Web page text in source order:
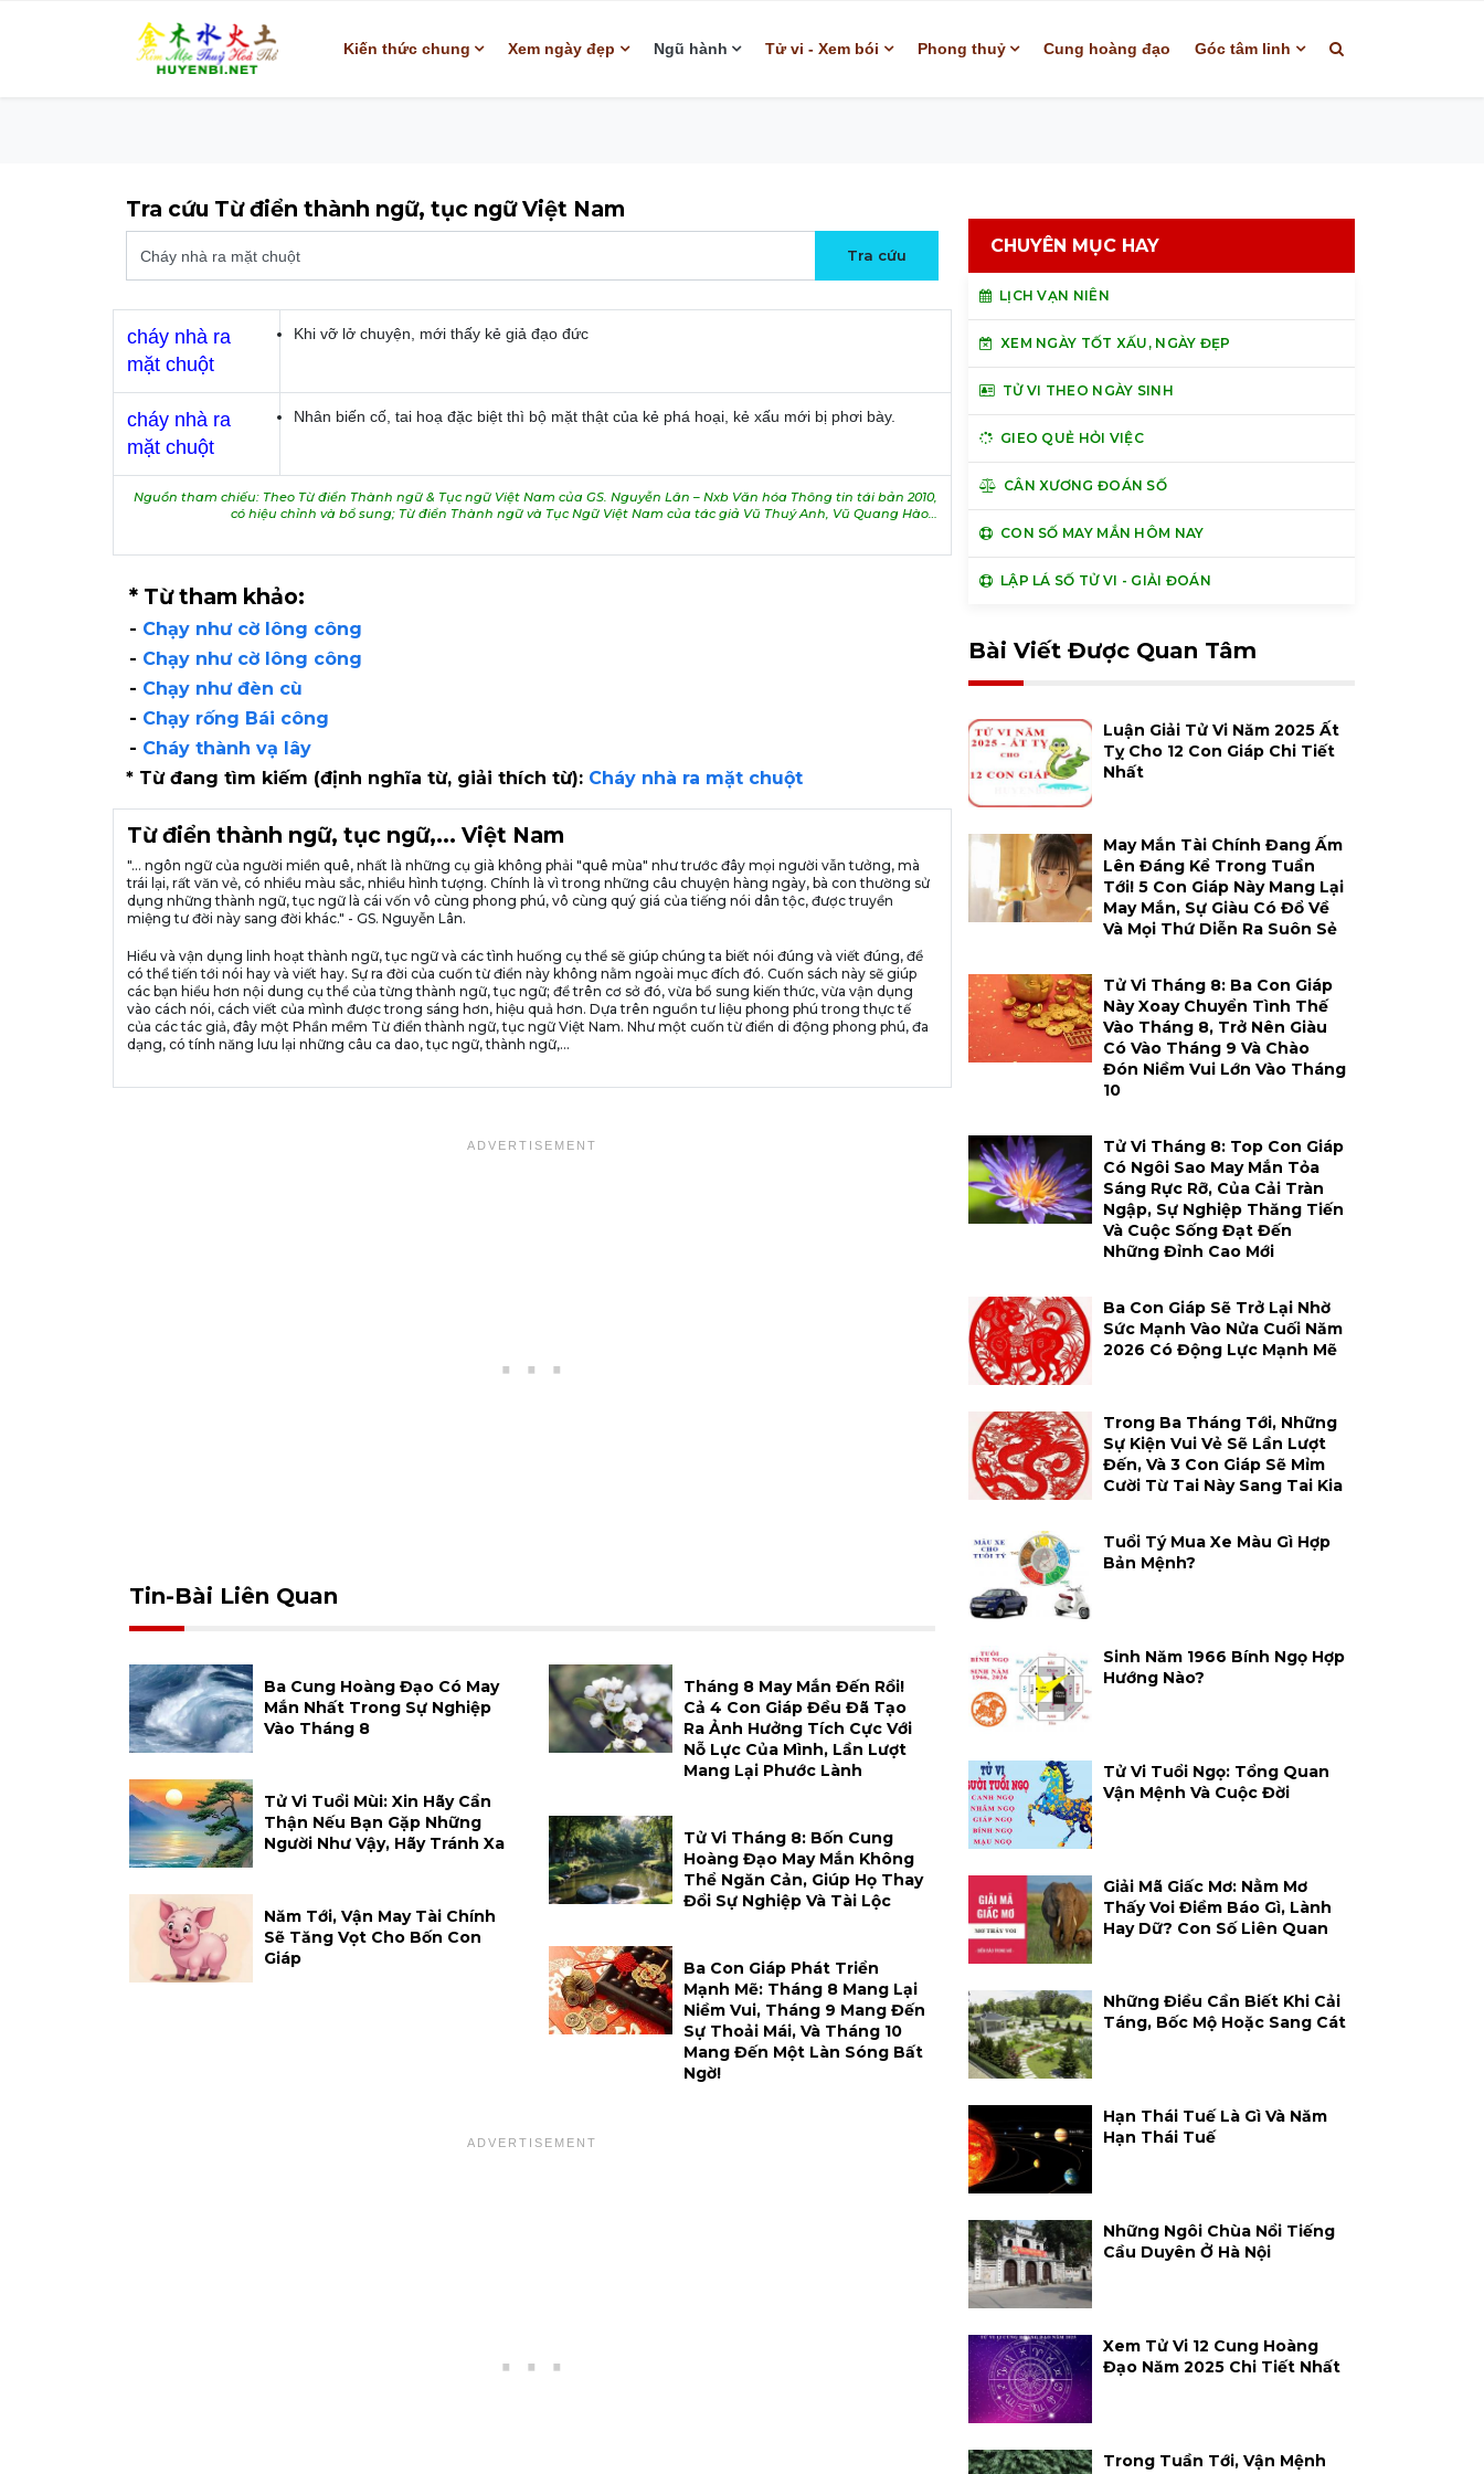
Kiến thức chung Xem ngày đẹp Ngũ hành Tử vi - Xem bói Phong thuỷ Cung hoàng đạo Góc tâm linh
Tra cứu Từ điển thành ngữ, tục ngữ Việt Nam
cháy nhà ra
mặt chuột
Khi vỡ lở chuyện, mới thấy kẻ giả đạo đức
cháy nhà ra
mặt chuột
Nhân biến cố, tai hoạ đặc biệt thì bộ mặt thật của kẻ phá hoại, kẻ xấu mới bị phơi bày.
Nguồn tham chiếu: Theo Từ điển Thành ngữ & Tục ngữ Việt Nam của GS. Nguyễn Lân – Nxb Văn hóa Thông tin tái bản 2010,
có hiệu chỉnh và bổ sung; Từ điển Thành ngữ và Tục Ngữ Việt Nam của tác giả Vũ Thuý Anh, Vũ Quang Hào…
* Từ tham khảo:
- Chạy như cờ lông công
- Chạy như cờ lông công
- Chạy như đèn cù
- Chạy rống Bái công
- Cháy thành vạ lây
* Từ đang tìm kiếm (định nghĩa từ, giải thích từ): Cháy nhà ra mặt chuột
Từ điển thành ngữ, tục ngữ,... Việt Nam
"... ngôn ngữ của người miền quê, nhất là những cụ già không phải "quê mùa" như trước đây mọi người vẫn tưởng, mà
trái lại, rất văn vẻ, có nhiều màu sắc, nhiều hình tượng. Chính là vì trong những câu chuyện hàng ngày, bà con thường sử
dụng những thành ngữ, tục ngữ là cái vốn vô cùng phong phú, vô cùng quý giá của tiếng nói dân tộc, được truyền
miệng tư đời này sang đời khác." - GS. Nguyễn Lân.
Hiểu và vận dụng linh hoạt thành ngữ, tục ngữ và các tình huống cụ thể sẽ giúp chúng ta biết nói đúng và viết đúng, để
có thể tiến tới nói hay và viết hay. Sự ra đời của cuốn từ điển này không nằm ngoài mục đích đó. Cuốn sách này sẽ giúp
các bạn hiểu hơn nội dung cụ thể của từng thành ngữ, tục ngữ; để trên cơ sở đó, vừa bổ sung kiến thức, vừa vận dụng
vào cách nói, cách viết của mình được trong sáng hơn, hiệu quả hơn. Dựa trên nguồn tư liệu phong phú trong thực tế
của các tác giả, đây một Phần mềm Từ điển thành ngữ, tục ngữ Việt Nam. Như một cuốn từ điển di động phong phú, đa
dạng, có tính năng lưu lại những câu ca dao, tục ngữ, thành ngữ,...
Tin-Bài Liên Quan
Ba Cung Hoàng Đạo Có May
Mắn Nhất Trong Sự Nghiệp
Vào Tháng 8
Tử Vi Tuổi Mùi: Xin Hãy Cẩn
Thận Nếu Bạn Gặp Những
Người Như Vậy, Hãy Tránh Xa
Năm Tới, Vận May Tài Chính
Sẽ Tăng Vọt Cho Bốn Con
Giáp
Tháng 8 May Mắn Đến Rồi!
Cả 4 Con Giáp Đều Đã Tạo
Ra Ảnh Hưởng Tích Cực Với
Nỗ Lực Của Mình, Lần Lượt
Mang Lại Phước Lành
Tử Vi Tháng 8: Bốn Cung
Hoàng Đạo May Mắn Không
Thể Ngăn Cản, Giúp Họ Thay
Đổi Sự Nghiệp Và Tài Lộc
Ba Con Giáp Phát Triển
Mạnh Mẽ: Tháng 8 Mang Lại
Niềm Vui, Tháng 9 Mang Đến
Sự Thoải Mái, Và Tháng 10
Mang Đến Một Làn Sóng Bất
Ngờ!
CHUYÊN MỤC HAY
LỊCH VẠN NIÊN
XEM NGÀY TỐT XẤU, NGÀY ĐẸP
TỬ VI THEO NGÀY SINH
GIEO QUẺ HỎI VIỆC
CÂN XƯƠNG ĐOÁN SỐ
CON SỐ MAY MẮN HÔM NAY
LẬP LÁ SỐ TỬ VI - GIẢI ĐOÁN
Bài Viết Được Quan Tâm
Luận Giải Tử Vi Năm 2025 Ất
Tỵ Cho 12 Con Giáp Chi Tiết
Nhất
May Mắn Tài Chính Đang Ấm
Lên Đáng Kể Trong Tuần
Tới! 5 Con Giáp Này Mang Lại
May Mắn, Sự Giàu Có Đổ Về
Và Mọi Thứ Diễn Ra Suôn Sẻ
Tử Vi Tháng 8: Ba Con Giáp
Này Xoay Chuyển Tình Thế
Vào Tháng 8, Trở Nên Giàu
Có Vào Tháng 9 Và Chào
Đón Niềm Vui Lớn Vào Tháng
10
Tử Vi Tháng 8: Top Con Giáp
Có Ngôi Sao May Mắn Tỏa
Sáng Rực Rỡ, Của Cải Tràn
Ngập, Sự Nghiệp Thăng Tiến
Và Cuộc Sống Đạt Đến
Những Đỉnh Cao Mới
Ba Con Giáp Sẽ Trở Lại Nhờ
Sức Mạnh Vào Nửa Cuối Năm
2026 Có Động Lực Mạnh Mẽ
Trong Ba Tháng Tới, Những
Sự Kiện Vui Vẻ Sẽ Lần Lượt
Đến, Và 3 Con Giáp Sẽ Mỉm
Cười Từ Tai Này Sang Tai Kia
Tuổi Tý Mua Xe Màu Gì Hợp
Bản Mệnh?
Sinh Năm 1966 Bính Ngọ Hợp
Hướng Nào?
Tử Vi Tuổi Ngọ: Tổng Quan
Vận Mệnh Và Cuộc Đời
Giải Mã Giấc Mơ: Nằm Mơ
Thấy Voi Điềm Báo Gì, Lành
Hay Dữ? Con Số Liên Quan
Những Điều Cần Biết Khi Cải
Táng, Bốc Mộ Hoặc Sang Cát
Hạn Thái Tuế Là Gì Và Năm
Hạn Thái Tuế
Những Ngôi Chùa Nổi Tiếng
Cầu Duyên Ở Hà Nội
Xem Tử Vi 12 Cung Hoàng
Đạo Năm 2025 Chi Tiết Nhất
Trong Tuần Tới, Vận Mệnh